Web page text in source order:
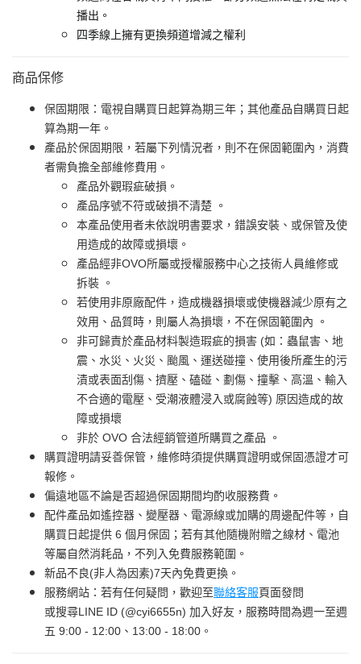
播出。
四季線上擁有更換頻道增減之權利
商品保修
保固期限：電視自購買日起算為期三年；其他產品自購買日起
算為期一年。
產品於保固期限，若屬下列情況者，則不在保固範圍內，消費
者需負擔全部維修費用。
產品外觀瑕疵破損。
產品序號不符或破損不清楚 。
本產品使用者未依說明書要求，錯誤安裝、或保管及使
用造成的故障或損壞。
產品經非OVO所屬或授權服務中心之技術人員維修或
拆裝 。
若使用非原廠配件，造成機器損壞或使機器減少原有之
效用、品質時，則屬人為損壞，不在保固範圍內 。
非可歸責於產品材料製造瑕疵的損害 (如：蟲鼠害、地
震、水災、火災、颱風、運送碰撞、使用後所產生的污
漬或表面刮傷、擠壓、磕碰、劃傷、撞擊、高溫、輸入
不合適的電壓、受潮液體浸入或腐蝕等) 原因造成的故
障或損壞
非於 OVO 合法經銷管道所購買之產品 。
購買證明請妥善保管，維修時須提供購買證明或保固憑證才可
報修。
偏遠地區不論是否超過保固期間均酌收服務費。
配件產品如遙控器、變壓器、電源線或加購的周邊配件等，自
購買日起提供 6 個月保固；若有其他隨機附贈之線材、電池
等屬自然消耗品，不列入免費服務範圍。
新品不良(非人為因素)7天內免費更換。
服務網站：若有任何疑問，歡迎至聯絡客服頁面發問
或搜尋LINE ID (@cyi6655n) 加入好友，服務時間為週一至週
五 9:00 - 12:00、13:00 - 18:00。